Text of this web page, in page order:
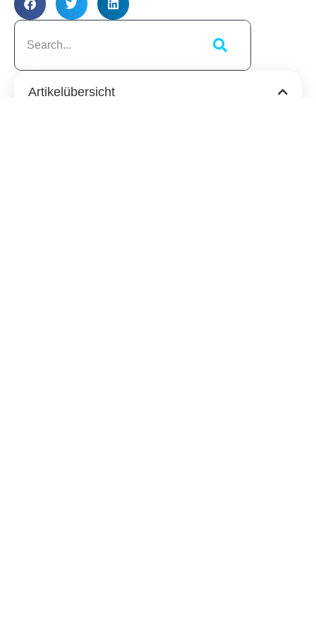
Artikelübersicht